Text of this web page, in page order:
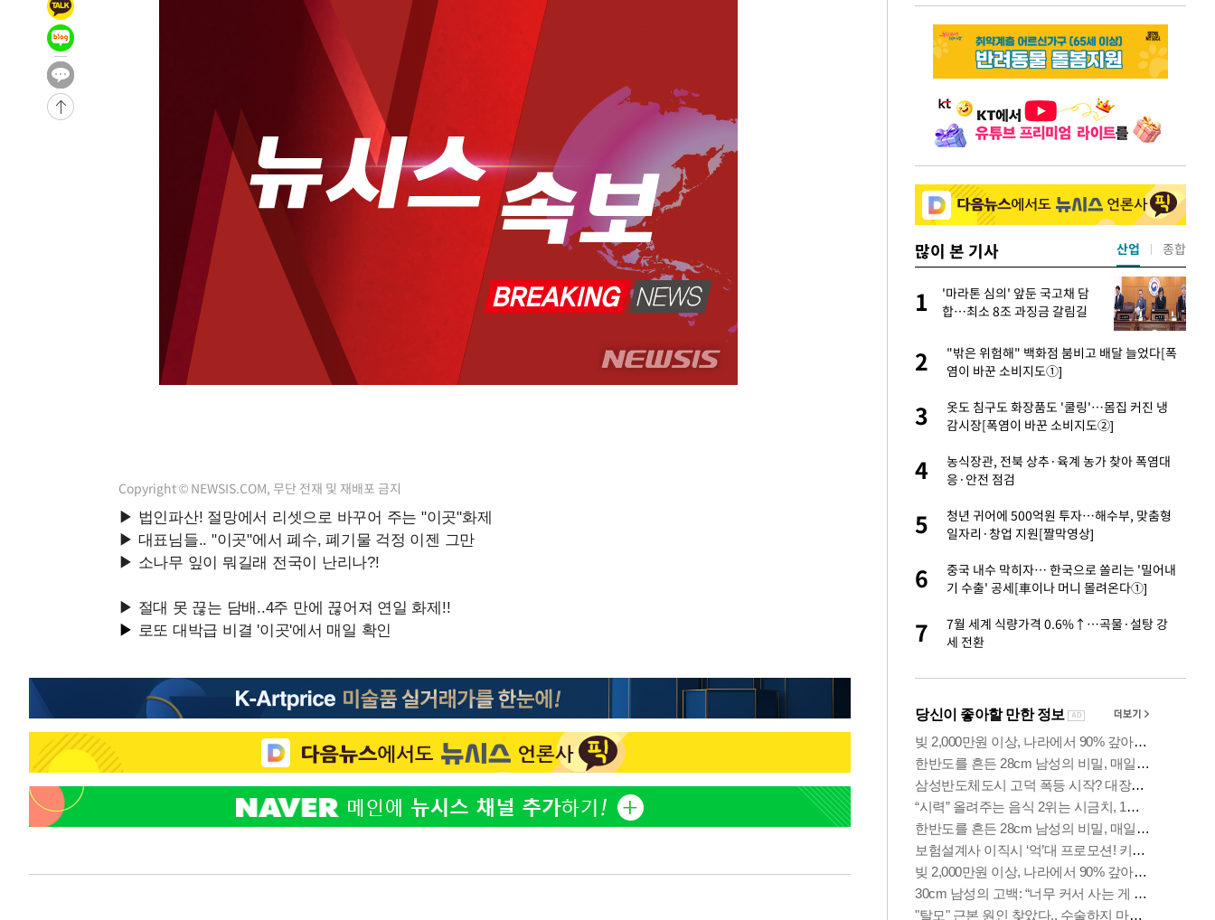
6시간 전 >
[속보]뉴욕증시 상승 마감…S&P 0.6% 나스닥 1.3%↑
-29635초 전 >
[속보]與최고위원 제주·인천 순회경선…박선원·최민희·서미화·
한민수·김용 순
-29588초 전 >
[속보]김민석, 與 전대 당원투표 누적 득표율 45.42%로 1위… 정
청래 44.56%
-28870초 전 >
[속보]與 대표 경선 제주·인천 당원투표…金 47.75%·鄭
42.08%·宋 10.17%
-28404초 전 >
이강인 "아틀레티코 이적 기뻐…등번호 7번 의미보단 팀 위해 뛸
[속보]與 당대표 경선, 제주·인천 권리당원 투표 김민석 승리
낮 최고 35도 '무더위'…동해안 시간당 30㎜ '강한 비'[내일날씨]
[속보]이강인 "감독님이 원하는 마음 느꼈고, 많은 트로피 원해 아
수도권 40도 육박 '펄펄'…동해안 일부 지역엔 호의주의보
온열질환 사망자 3명 늘어…누적 환자 3000명 돌파
강릉에 시간당 81.4㎜ 물폭탄…도로 잠기고 담벼락 붕괴
백운산서 80년근 천종산삼 9뿌리 발견…감정가 1.3억원
선재도서 해루질 나섰다 실종 60대, 닷새 만에 숨진 채 발견
남자 농구, 나고야 아시안게임서 '홈팀' 일본과 한일전
여수 오동도 해상서 모터보트 전복…1명 사망·1명 실종
극한폭염 한풀 꺾이지만…'낮 최고 35도' 무더위, 열대야 계속[다음
[속보]뉴욕증시 상승 마감…S&P 0.6% 나스닥 1.3%↑
Copyright © NEWSIS.COM, 무단 전재 및 재배포 금지
많이 본 기사
1
오세훈 "용산공원 아파트, 노
무현·문재인 철학 뒤집는 것"
2
'덜 똘똘한 한 채' 시대 오나…20억대 아파트
에 쏠리는 관심[세제 개편, 그 이후②]
1
'마라톤 심의' 앞둔 국고채 담
합…최소 8조 과징금 갈림길
2
"밖은 위험해" 백화점 붐비고 배달 늘었다[폭
염이 바꾼 소비지도①]
3
옷도 침구도 화장품도 '쿨링'…몸집 커진 냉
감시장[폭염이 바꾼 소비지도②]
4
농식장관, 전북 상추·육계 농가 찾아 폭염대
응·안전 점검
5
청년 귀어에 500억원 투자…해수부, 맞춤형
일자리·창업 지원[짤막영상]
6
중국 내수 막히자… 한국으로 쏠리는 '밀어내
기 수출' 공세[車이나 머니 몰려온다①]
7
7월 세계 식량가격 0.6%↑…곡물·설탕 강
세 전환
산업 종합